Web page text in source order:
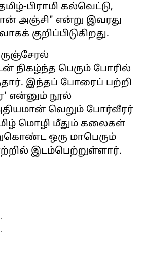
பிராமி கல்வெட்டு,
அஞ்சி" என்று இவரது
குறிப்பிடுகிறது.
நிகழ்ந்த பெரும் போரில்
இந்தப் போரைப் பற்றி
என்னும் நூல்
வெறும் போர்வீரர்
மொழி மீதும் கலைகள்
ஒரு மாபெரும்
இடம்பெற்றுள்ளார்.